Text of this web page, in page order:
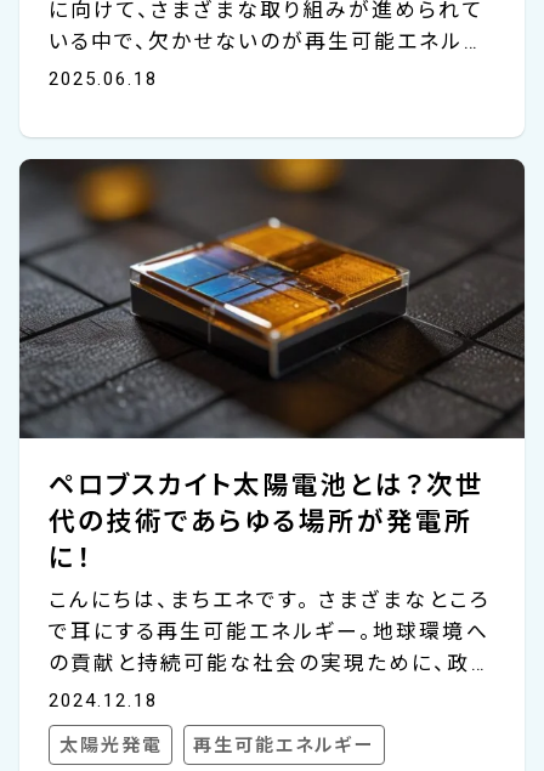
に向けて、さまざまな取り組みが進められて
いる中で、欠かせないのが再生可能エネルギ
ーの普及。日本政府も2050年までに温室効
ーボンニュートラル」を掲げており、環境にや
さしい再生可能エネルギーの普及は、とても
重要な課題になっています。 今回はその再生
可能エネルギーの中で、バイオマス発電につ
いて取り上げていきます。 バイオマス発電
は、木材や動植物などの生物資源（バイオマ
ス）を利用して電力を生み出すシステムであ
り、その持続可能性と環境への優しさから、エ
ネルギー分野において重要な位置を占めて
います。 ここからはそもそもバイ...
2025.06.18
ペロブスカイト太陽電池とは？次世
代の技術であらゆる場所が発電所
に！
こんにちは、まちエネです。 さまざまなところ
で耳にする再生可能エネルギー。地球環境へ
の貢献と持続可能な社会の実現ために、政府
ではGX（グリーントランスフォーメーション）
を掲げて再生可能エネルギーの普及に取り
組んでいます。 その中でも太陽光発電は代表
2024.12.18
太陽光発電 再生可能エネルギー